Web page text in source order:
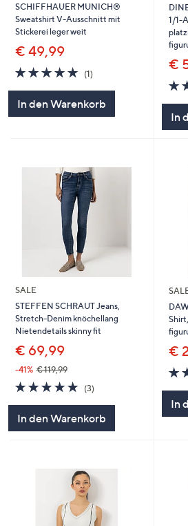
SCHIFFHAUER MUNICH®
Sweatshirt V-Ausschnitt mit
Stickerei leger weit
€ 49,99
5.0
von
5
(1)
In den Warenkorb
1/1-
€
In
SALE
STEFFEN SCHRAUT Jeans,
Stretch-Denim knöchellang
Nietendetails skinny fit
€ 69,99
-41% € 119,99
5.0
von
5
(3)
In den Warenkorb
€
In